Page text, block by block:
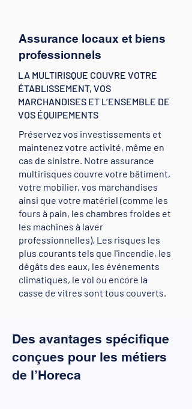
Assurance locaux et biens
professionnels
LA MULTIRISQUE COUVRE VOTRE
ÉTABLISSEMENT, VOS
MARCHANDISES ET L’ENSEMBLE DE
VOS ÉQUIPEMENTS
Préservez vos investissements et
maintenez votre activité, même en
cas de sinistre. Notre assurance
multirisques couvre votre bâtiment,
votre mobilier, vos marchandises
ainsi que votre matériel (comme les
fours à pain, les chambres froides et
les machines à laver
professionnelles). Les risques les
plus courants tels que l'incendie, les
dégâts des eaux, les événements
climatiques, le vol ou encore la
casse de vitres sont tous couverts.
Des avantages spécifique
conçues pour les métiers
de l’Horeca